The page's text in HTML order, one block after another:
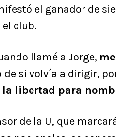
el ganador de
el club.
llamé a Jorge,
de si volvía a dirigir,
la libertad para
de la U, que